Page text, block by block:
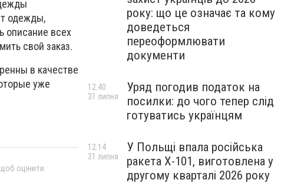
одежды,
описание всех
свой заказ.
в качестве
уже
оцінити
року: що це означає та кому
доведеться
переоформлювати
документи
Уряд погодив податок на
посилки: до чого тепер слід
готуватись українцям
12:40
31 липня
У Польщі впала російська
ракета X-101, виготовлена у
другому кварталі 2026 року
12:14
31 липня